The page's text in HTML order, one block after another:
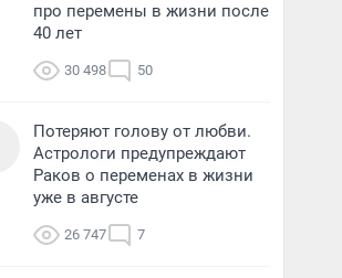
про перемены в жизни после
40 лет
30 498 50
Потеряют голову от любви.
Астрологи предупреждают
Раков о переменах в жизни
уже в августе
26 747 7